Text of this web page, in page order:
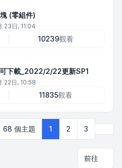
(零組件)
23日, 11:04
10239觀看
下載_2022/2/22更新SP1
22日, 10:58
11835觀看
68 個主題 1 2 3
前往